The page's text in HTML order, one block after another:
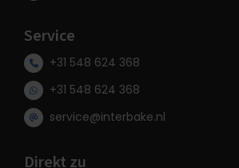
Service
+31 548 624 368
+31 548 624 368
service@interbake.nl
Direkt zu